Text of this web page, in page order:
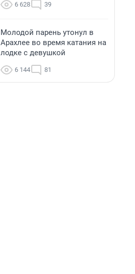
6 628 39
Молодой парень утонул в
Арахлее во время катания на
лодке с девушкой
6 144 81